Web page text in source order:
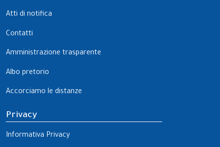
Atti di notifica
Contatti
Amministrazione trasparente
Albo pretorio
Accorciamo le distanze
Privacy
Informativa Privacy